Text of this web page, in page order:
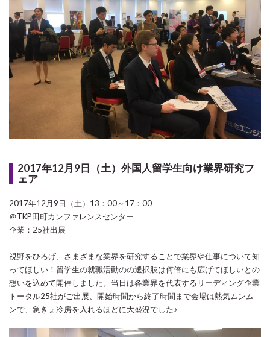
2017年12月9日（土）外国人留学生向け業界研究フ
ェア
2017年12月9日（土）13：00～17：00
＠TKP田町カンファレンスセンター
企業：25社出展
視野をひろげ、さまざまな業界を研究することで業界や仕事について知
ってほしい！留学生の就職活動のの選択肢は何倍にも広げてほしいとの
想いを込めて開催しました。当日は各業界を代表するリーディング企業
トータル25社がご出展、開始時間から終了時間まで会場は熱気ムンム
ンで、急きょ冷房を入れるほどに大盛況でした♪